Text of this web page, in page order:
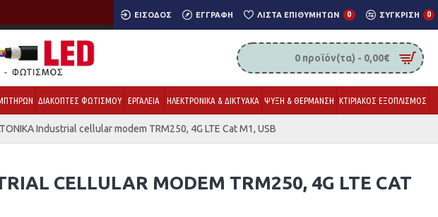
ΕΊΣΟΔΟΣ ΕΓΓΡΑΦΉ ΛΊΣΤΑ ΕΠΙΘΥΜΗΤΏΝ 0 ΣΎΓΚΡΙΣΗ 0
0 προϊόν(τα) - 0,00€
ΔΙΑΚΟΠΤΕΣ ΦΩΤΙΣΜΟΥ ΕΡΓΑΛΕΙΑ ΗΛΕΚΤΡΟΝΙΚΑ & ΔΙΚΤΥΑΚΑ ΨΥΞΗ & ΘΕΡΜΑΝΣΗ ΚΤΙΡΙΑΚΟΣ ΕΞΟΠΛΙΣΜΟΣ
Industrial cellular modem TRM250, 4G LTE Cat M1, USB
CELLULAR MODEM TRM250, 4G LTE CAT